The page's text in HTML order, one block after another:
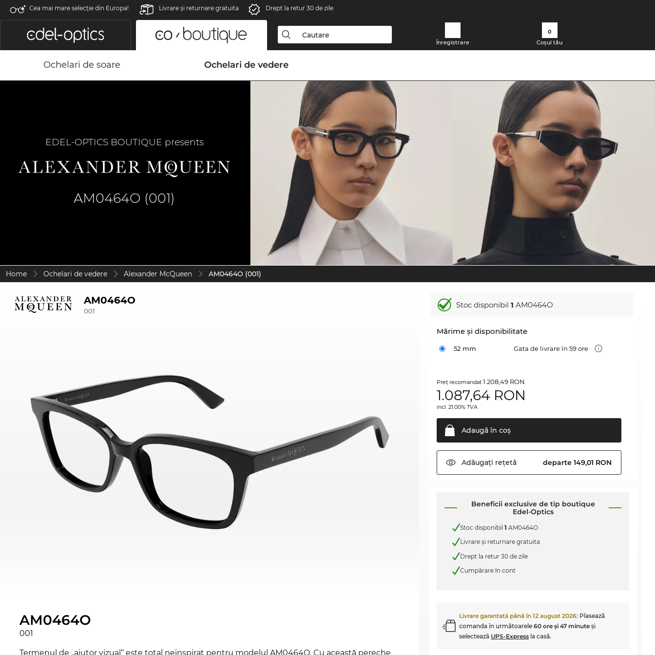
Cea mai mare selecție din Europa! Livrare şi returnare gratuita Drept la retur 30 de zile
Înregistrare
0
Coșul tău
Ochelari de soare Ochelari de vedere
AM0464O (001)
EDEL-OPTICS BOUTIQUE presents
Home Ochelari de vedere Alexander McQueen AM0464O (001)
AM0464O
001
AM0464O
001
Termenul de „ajutor vizual“ este total neinspirat pentru modelul AM0464O. Cu această pereche
Stoc disponibil1 AM0464O
Mărime şi disponibilitate
52 mm Gata de livrare în 59 ore
Preţ recomandat1.208,49 RON
1.087,64 RON
incl. 21.00% TVA
Adaugă în coş
Adăugați rețetă departe 149,01 RON
Beneficii exclusive de tip boutique
Edel-Optics
Stoc disponibil1 AM0464O
Livrare şi returnare gratuita
Drept la retur 30 de zile
Cumpărare în cont
Livrare garantată până în12 august 2026: Plasează
comanda în următoarele60 ore şi 47 minute şi
selectează UPS-Express la casă.